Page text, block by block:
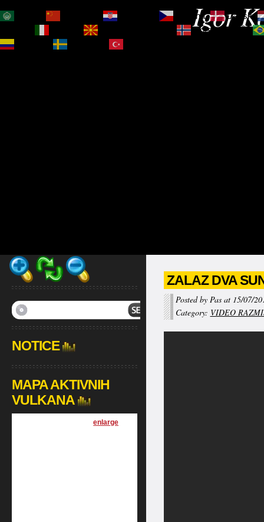
Igor
ZALAZ DVA
Posted by Pas at 15/07/
Category: VIDEO
NOTICE
MAPA AKTIVNIH
VULKANA
[enlarge
Čeština‎
Dansk
Norsk bokmål